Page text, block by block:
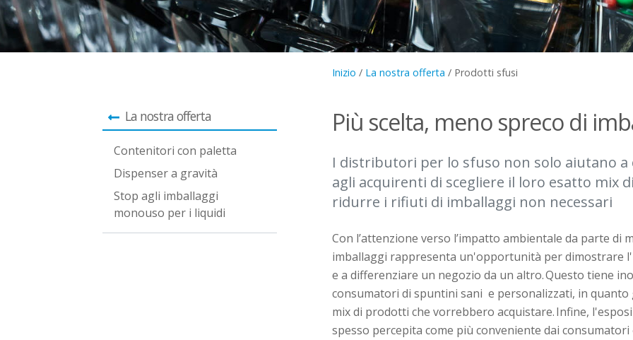
Inizio / La nostra offerta / Prodotti sfusi
La nostra offerta
Contenitori con paletta
Dispenser a gravità
Stop agli imballaggi
monouso per i liquidi
Più scelta, meno spreco di
I distributori per lo sfuso non solo aiutano
agli acquirenti di scegliere il loro esatto mix
ridurre i rifiuti di imballaggi non necessari
Con l’attenzione verso l’impatto ambientale da parte di
imballaggi rappresenta un'opportunità per dimostrare
e a differenziare un negozio da un altro. Questo tiene
consumatori di spuntini sani e personalizzati, in
mix di prodotti che vorrebbero acquistare. Infine,
spesso percepita come più conveniente dai